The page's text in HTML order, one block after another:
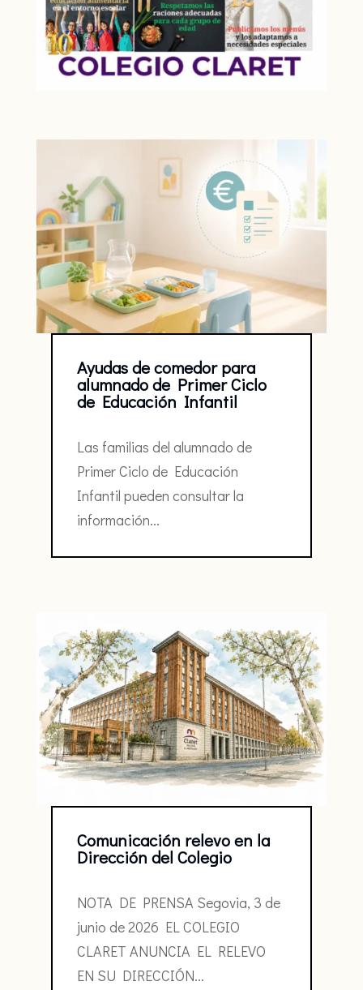
Ayudas de comedor para
alumnado de Primer Ciclo
de Educación Infantil
Las familias del alumnado de
Primer Ciclo de Educación
Infantil pueden consultar la
información...
Comunicación relevo en la
Dirección del Colegio
NOTA DE PRENSA Segovia, 3 de
junio de 2026 EL COLEGIO
CLARET ANUNCIA EL RELEVO
EN SU DIRECCIÓN...